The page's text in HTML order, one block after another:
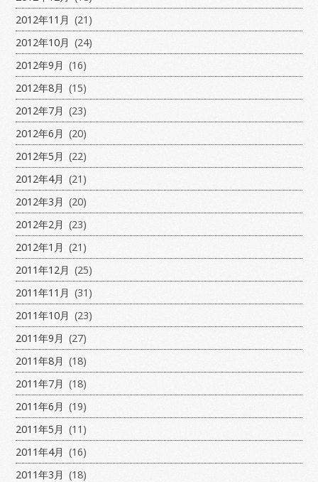
2012年11月 (21)
2012年10月 (24)
2012年9月 (16)
2012年8月 (15)
2012年7月 (23)
2012年6月 (20)
2012年5月 (22)
2012年4月 (21)
2012年3月 (20)
2012年2月 (23)
2012年1月 (21)
2011年12月 (25)
2011年11月 (31)
2011年10月 (23)
2011年9月 (27)
2011年8月 (18)
2011年7月 (18)
2011年6月 (19)
2011年5月 (11)
2011年4月 (16)
2011年3月 (18)